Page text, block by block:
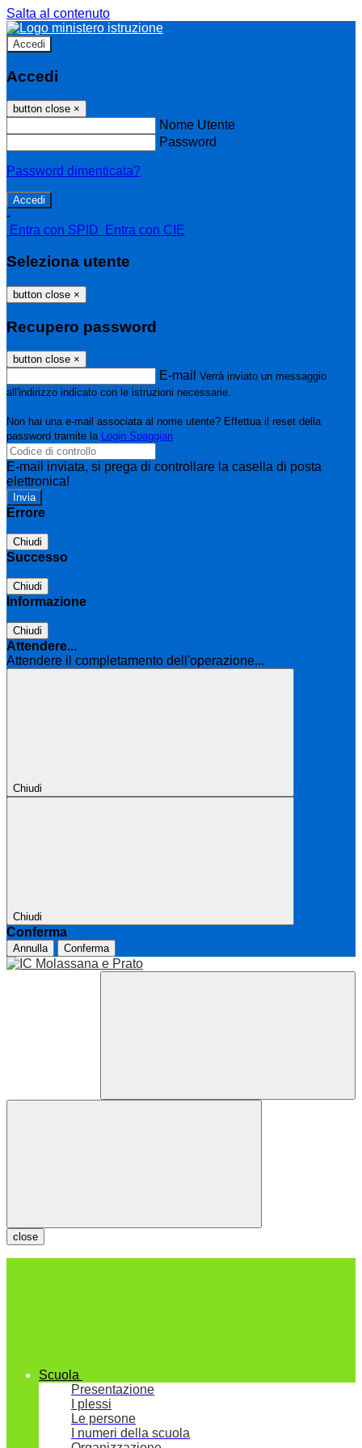
Salta al contenuto
Accedi
Accedi
button close ×
Nome Utente
Password
Password dimenticata?
-
Entra con SPID
Entra con CIE
Seleziona utente
button close ×
Recupero password
button close ×
E-mail Verrà inviato un messaggio
all'indirizzo indicato con le istruzioni necessarie.
Non hai una e-mail associata al nome utente? Effettua il reset della
password tramite la Login Spaggiari
E-mail inviata, si prega di controllare la casella di posta
elettronica!
Errore
Chiudi
Successo
Chiudi
Informazione
Chiudi
Attendere...
Attendere il completamento dell'operazione...
Chiudi
Chiudi
Conferma
Annulla Conferma
close
Scuola
Presentazione
I plessi
Le persone
I numeri della scuola